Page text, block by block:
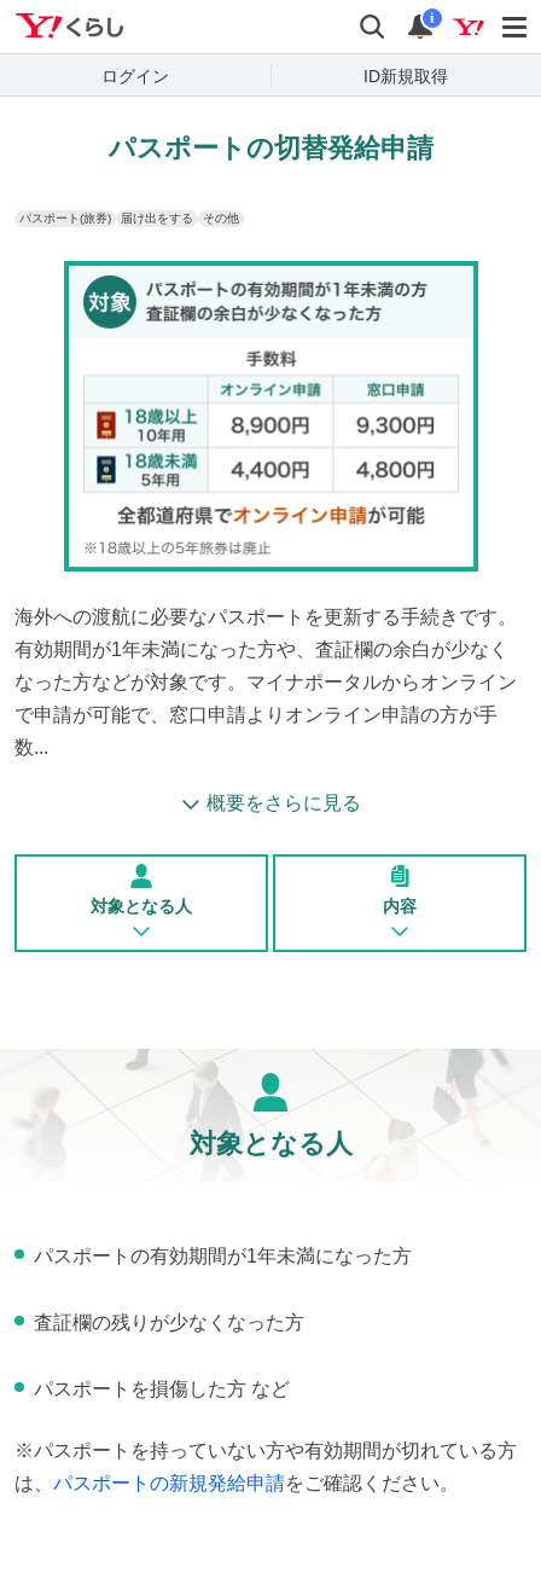
検索 通知
i
ログイン ID新規取得
パスポートの切替発給申請
パスポート(旅券) 届け出をする その他
海外への渡航に必要なパスポートを更新する手続きです。
有効期間が1年未満になった方や、査証欄の余白が少なく
なった方などが対象です。マイナポータルからオンライン
で申請が可能で、窓口申請よりオンライン申請の方が手
数...
概要をさらに見る
対象となる人 内容
対象となる人
パスポートの有効期間が1年未満になった方
査証欄の残りが少なくなった方
パスポートを損傷した方 など
※パスポートを持っていない方や有効期間が切れている方
は、 パスポートの新規発給申請をご確認ください。